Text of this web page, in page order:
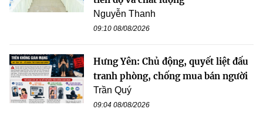
Nguyễn Thanh
09:10 08/08/2026
Hưng Yên: Chủ động, quyết liệt đấu
tranh phòng, chống mua bán người
Trần Quý
09:04 08/08/2026